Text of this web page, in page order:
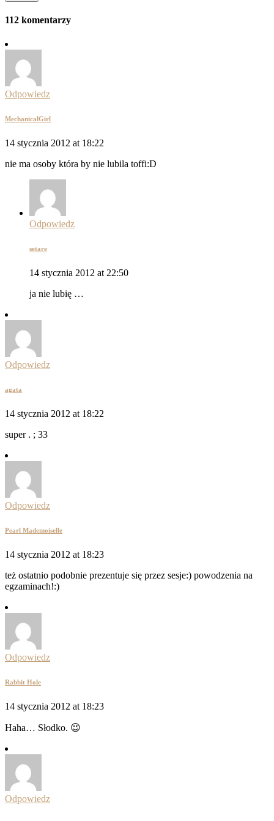
112 komentarzy
Odpowiedz
MechanicalGirl
14 stycznia 2012 at 18:22
nie ma osoby która by nie lubila toffi:D
Odpowiedz
setare
14 stycznia 2012 at 22:50
ja nie lubię …
Odpowiedz
agata
14 stycznia 2012 at 18:22
super . ; 33
Odpowiedz
Pearl Mademoiselle
14 stycznia 2012 at 18:23
też ostatnio podobnie prezentuje się przez sesje:) powodzenia na
egzaminach!:)
Odpowiedz
Rabbit Hole
14 stycznia 2012 at 18:23
Haha… Słodko. 😉
Odpowiedz